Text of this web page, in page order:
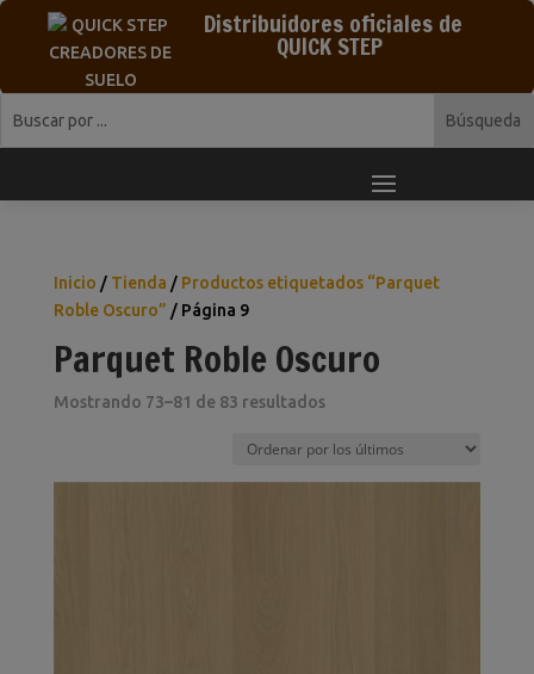
Distribuidores oficiales de
QUICK STEP
Inicio / Tienda / Productos etiquetados “Parquet
Roble Oscuro” / Página 9
Parquet Roble Oscuro
Mostrando 73–81 de 83 resultadosOrdenado
los
últimos